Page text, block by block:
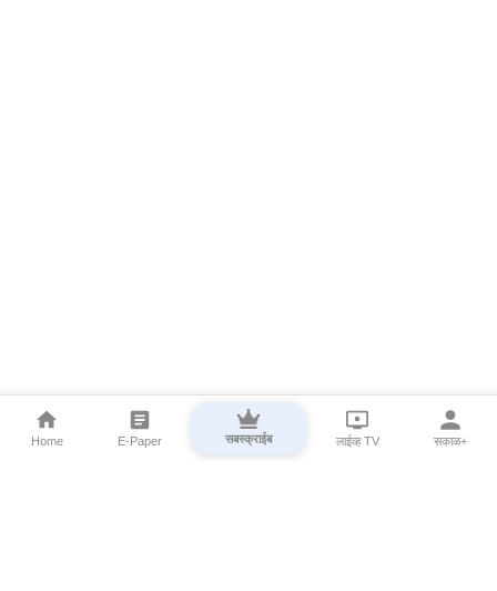
Home E-Paper सबस्क्राईब लाईव्ह TV सकाळ+